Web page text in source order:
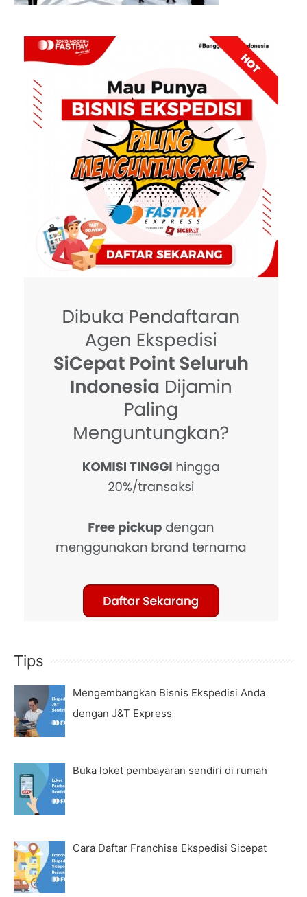
Tips
Mengembangkan Bisnis Ekspedisi Anda
dengan J&T Express
Buka loket pembayaran sendiri di rumah
Cara Daftar Franchise Ekspedisi Sicepat